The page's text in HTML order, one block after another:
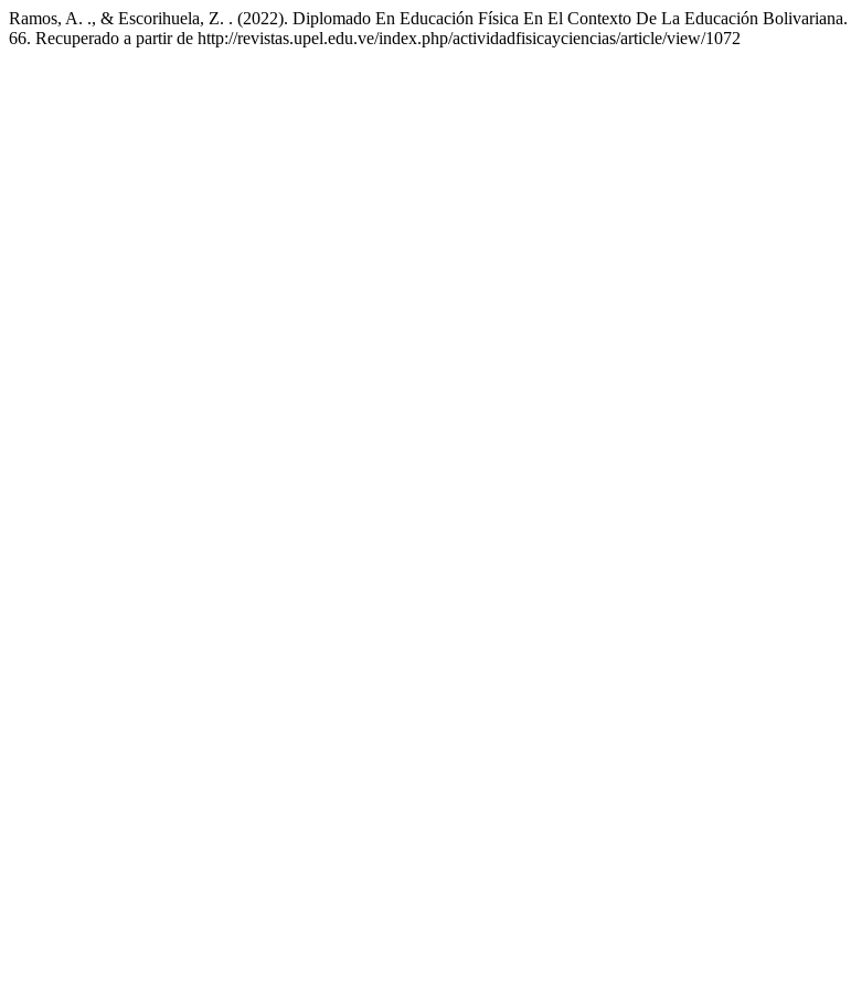
Ramos, A. ., & Escorihuela, Z. . (2022). Diplomado En Educación Física En El Contexto De La Educación Bolivariana.
66. Recuperado a partir de http://revistas.upel.edu.ve/index.php/actividadfisicayciencias/article/view/1072